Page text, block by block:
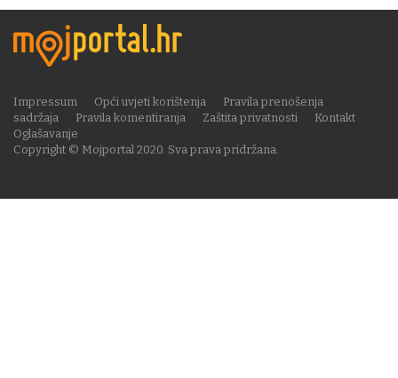
Copyright © Mojportal 2020. Sva prava pridržana.
Impressum Opći uvjeti korištenja
Pravila prenošenja
sadržaja
Pravila komentiranja Zaštita privatnosti
Kontakt
Oglašavanje